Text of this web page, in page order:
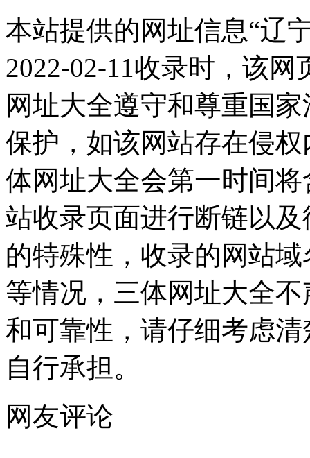
本站提供的网址信息“辽
2022-02-11收录时，该
网址大全遵守和尊重国
保护，如该网站存在侵
体网址大全会第一时间
站收录页面进行断链以
的特殊性，收录的网站
等情况，三体网址大全
和可靠性，请仔细考虑
自行承担。
网友评论